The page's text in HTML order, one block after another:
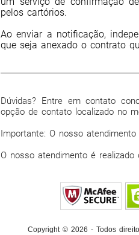
pelos cartórios.
Ao enviar a notificação,
que seja anexado o contrato
Dúvidas? Entre em contato
opção de contato localizado no
Importante: O nosso
O nosso atendimento é
Copyright © 2026 - Todos